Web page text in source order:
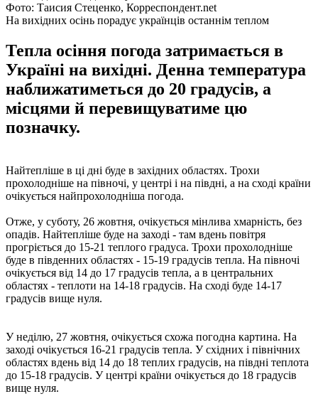
Фото: Таисия Стеценко, Корреспондент.net
На вихідних осінь порадує українців останнім теплом
Тепла осіння погода затримається в
Україні на вихідні. Денна температура
наближатиметься до 20 градусів, а
місцями й перевищуватиме цю
позначку.
Найтепліше в ці дні буде в західних областях. Трохи
прохолодніше на півночі, у центрі і на півдні, а на сході країни
очікується найпрохолодніша погода.
Отже, у суботу, 26 жовтня, очікується мінлива хмарність, без
опадів. Найтепліше буде на заході - там вдень повітря
прогріється до 15-21 теплого градуса. Трохи прохолодніше
буде в південних областях - 15-19 градусів тепла. На півночі
очікується від 14 до 17 градусів тепла, а в центральних
областях - теплоти на 14-18 градусів. На сході буде 14-17
градусів вище нуля.
У неділю, 27 жовтня, очікується схожа погодна картина. На
заході очікується 16-21 градусів тепла. У східних і північних
областях вдень від 14 до 18 теплих градусів, на півдні теплота
до 15-18 градусів. У центрі країни очікується до 18 градусів
вище нуля.